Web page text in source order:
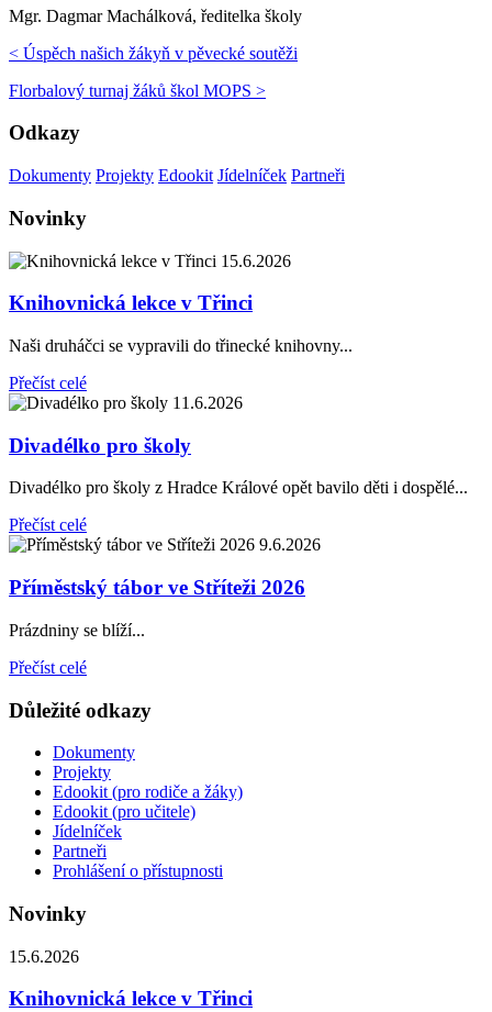
Mgr. Dagmar Machálková, ředitelka školy
< Úspěch našich žákyň v pěvecké soutěži
Florbalový turnaj žáků škol MOPS >
Odkazy
Dokumenty Projekty Edookit Jídelníček Partneři
Novinky
15.6.2026
Knihovnická lekce v Třinci
Naši druháčci se vypravili do třinecké knihovny...
Přečíst celé
11.6.2026
Divadélko pro školy
Divadélko pro školy z Hradce Králové opět bavilo děti i dospělé...
Přečíst celé
9.6.2026
Příměstský tábor ve Stříteži 2026
Prázdniny se blíží...
Přečíst celé
Důležité odkazy
Dokumenty
Projekty
Edookit (pro rodiče a žáky)
Edookit (pro učitele)
Jídelníček
Partneři
Prohlášení o přístupnosti
Novinky
15.6.2026
Knihovnická lekce v Třinci